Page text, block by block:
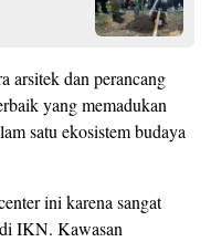
arsitek dan perancang
yang memadukan
satu ekosistem budaya
ini karena sangat
IKN. Kawasan